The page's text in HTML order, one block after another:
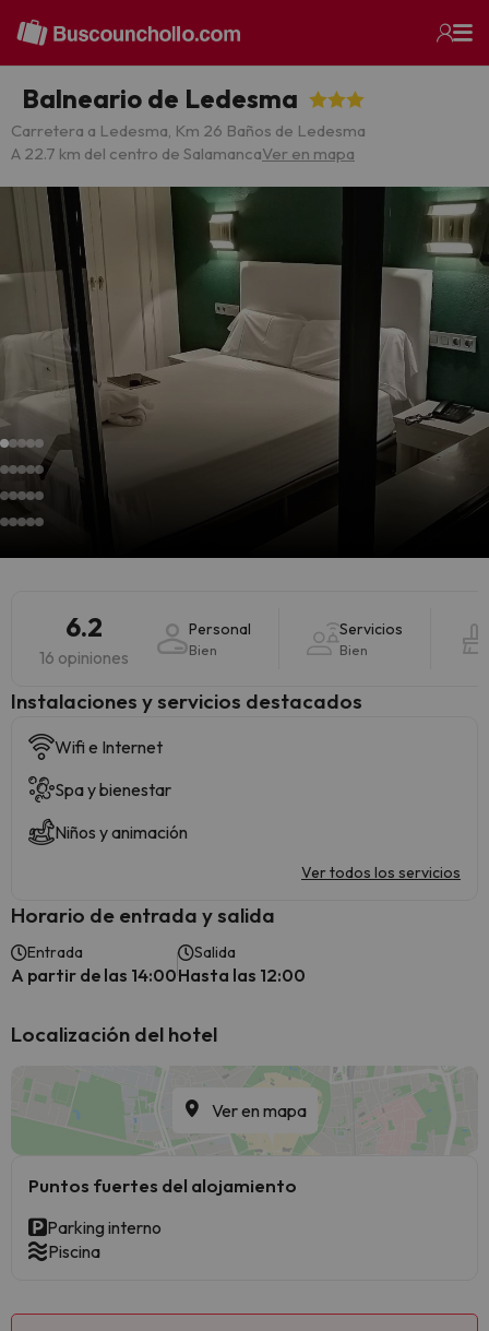
Balneario de Ledesma
Carretera a Ledesma, Km 26 Baños de Ledesma
A 22.7 km del centro de SalamancaVer en mapa
6.2
16 opiniones
Personal
Bien
Servicios
Bien
Instalaciones y servicios destacados
Wifi e Internet
Spa y bienestar
Niños y animación
Ver todos los servicios
Horario de entrada y salida
Entrada
A partir de las 14:00
Salida
Hasta las 12:00
Localización del hotel
Ver en mapa
Puntos fuertes del alojamiento
Parking interno
Piscina